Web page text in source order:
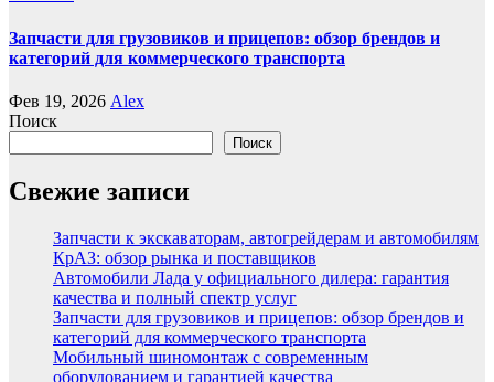
Запчасти для грузовиков и прицепов: обзор брендов и
категорий для коммерческого транспорта
Фев 19, 2026 Alex
Поиск
Поиск
Свежие записи
Запчасти к экскаваторам, автогрейдерам и автомобилям
КрАЗ: обзор рынка и поставщиков
Автомобили Лада у официального дилера: гарантия
качества и полный спектр услуг
Запчасти для грузовиков и прицепов: обзор брендов и
категорий для коммерческого транспорта
Мобильный шиномонтаж с современным
оборудованием и гарантией качества